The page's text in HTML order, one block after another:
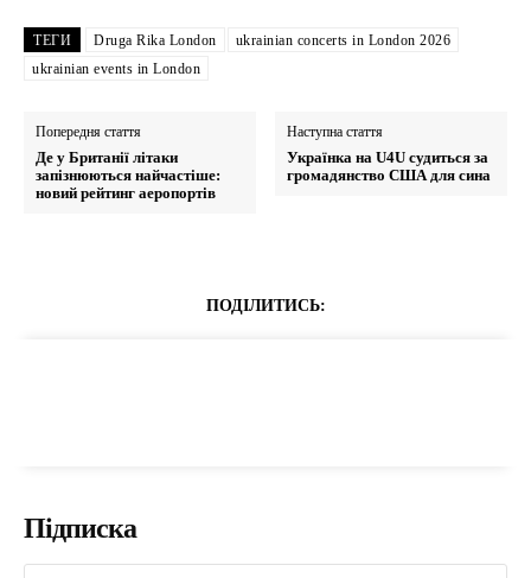
ТЕГИ Druga Rika London
ukrainian concerts in London 2026
ukrainian events in London
Попередня стаття
Де у Британії літаки
запізнюються найчастіше:
новий рейтинг аеропортів
Наступна стаття
Українка на U4U судиться за
громадянство США для сина
ПОДІЛИТИСЬ:
Підписка